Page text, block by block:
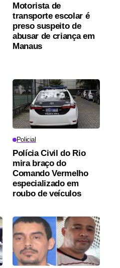
Motorista de
transporte escolar é
preso suspeito de
abusar de criança em
Manaus
Policial
Polícia Civil do Rio
mira braço do
Comando Vermelho
especializado em
roubo de veículos